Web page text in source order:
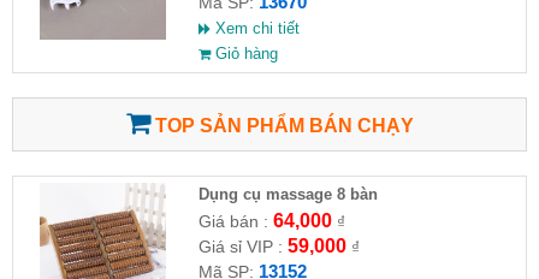
Xem chi tiết
Giỏ hàng
TOP SẢN PHẨM BÁN CHẠY
Dụng cụ massage 8 bàn
Giá bán : 64,000₫
Giá sỉ VIP : 59,000₫
Mã SP: 13152